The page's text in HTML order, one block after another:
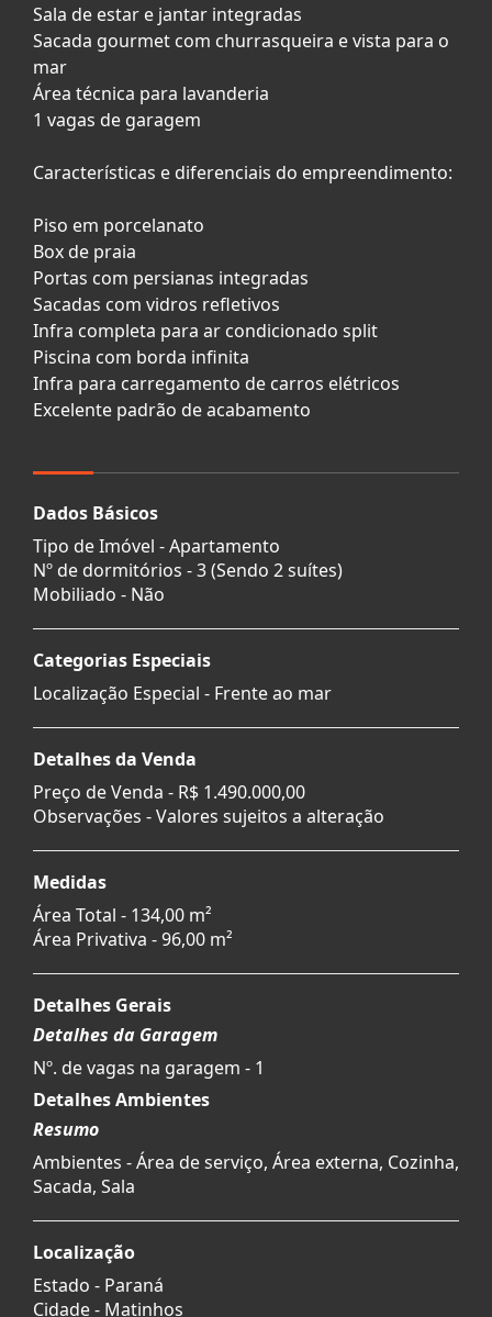
Sala de estar e jantar integradas
Sacada gourmet com churrasqueira e vista para o
mar
Área técnica para lavanderia
1 vagas de garagem
Características e diferenciais do empreendimento:
Piso em porcelanato
Box de praia
Portas com persianas integradas
Sacadas com vidros refletivos
Infra completa para ar condicionado split
Piscina com borda infinita
Infra para carregamento de carros elétricos
Excelente padrão de acabamento
Dados Básicos
Tipo de Imóvel - Apartamento
Nº de dormitórios - 3 (Sendo 2 suítes)
Mobiliado - Não
Categorias Especiais
Localização Especial - Frente ao mar
Detalhes da Venda
Preço de Venda - R$ 1.490.000,00
Observações - Valores sujeitos a alteração
Medidas
Área Total - 134,00 m²
Área Privativa - 96,00 m²
Detalhes Gerais
Detalhes da Garagem
Nº. de vagas na garagem - 1
Detalhes Ambientes
Resumo
Ambientes - Área de serviço, Área externa, Cozinha,
Sacada, Sala
Localização
Estado - Paraná
Cidade - Matinhos